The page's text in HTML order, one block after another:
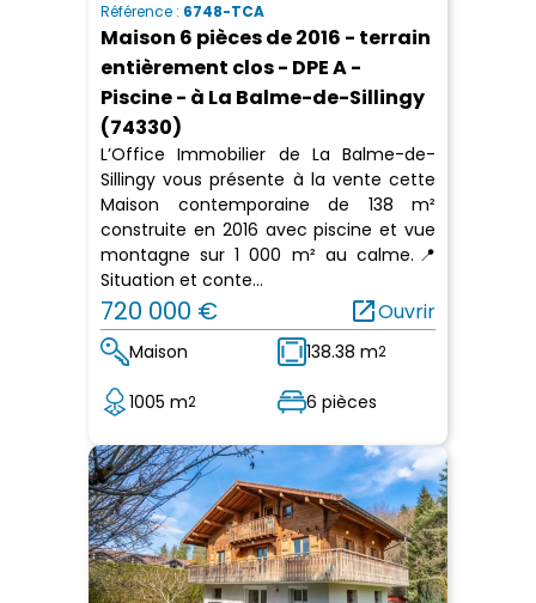
Référence : 6748-TCA
Maison 6 pièces de 2016 - terrain
entièrement clos - DPE A -
Piscine - à La Balme-de-Sillingy
(74330)
L’Office Immobilier de La Balme-de-
Sillingy vous présente à la vente cette
Maison contemporaine de 138 m²
construite en 2016 avec piscine et vue
montagne sur 1 000 m² au calme.📍
Situation et conte...
720 000 € open_in_newOuvrir
Maison 138.38 m2
1005 m2 6 pièces